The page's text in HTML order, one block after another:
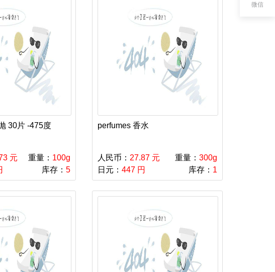
30片 -475度
元 重量： 100g
库存： 5
perfumes 香水
人民币： 27.87 元 重量： 300g
日元： 447 円 库存： 1
微信